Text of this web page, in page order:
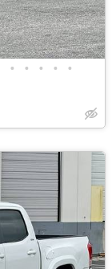
• • • • •